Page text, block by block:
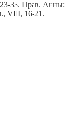
33. Прав. Анны:
VIII, 16-21.